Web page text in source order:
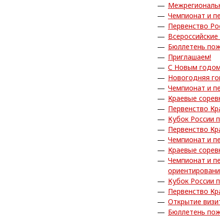
Чемпионат и
Первенство
Бюллетень
Приглашаем!
С Новым
Новогодняя
Чемпионат и
Краевые
Первенство
Кубок России
Первенство
Чемпионат и
Краевые
Чемпионат и
Кубок России
Первенство
Открытие
Бюллетень